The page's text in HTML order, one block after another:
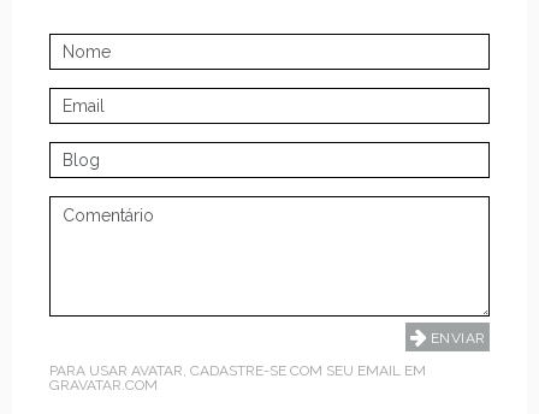
PARA USAR AVATAR, CADASTRE-SE COM SEU EMAIL EM
GRAVATAR.COM